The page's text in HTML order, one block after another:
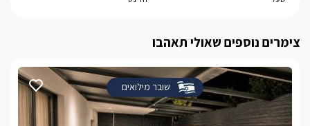
צימרים נוספים שאולי תאהבו
שובר מילואים